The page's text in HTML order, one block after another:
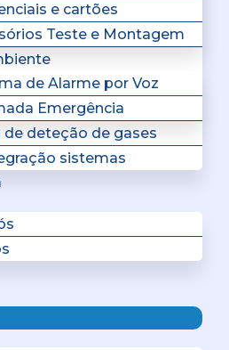
e cartões
Teste e Montagem
de Alarme por Voz
Emergência
de deteção de gases
sistemas